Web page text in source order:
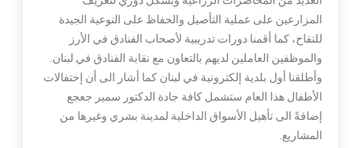
المزارعين على عملية التأصيل والحفاظ على النوعية الجيدة
للتفاح، كما أقمنا دورات تدريبية لأصحاب الفنادق في الأرز
والموظفين العاملين لديهم بالتعاون مع نقابة الفنادق في لبنان.
وأطلقنا أول بلدية إلكترونية في لبنان كما أشار الى أن إحتفالات
الأطفال هذا العام ستشمل كافة جادة الدكتور سمير جعجع
إضافةً الى تأهيل الأسواق الداخلية لمدينة بشري وغيرها من
المشاريع.